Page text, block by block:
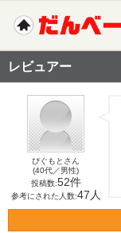
レビュアー
ぴぐもとさん
(40代／男性)
投稿数:52件
参考にされた人数:47人